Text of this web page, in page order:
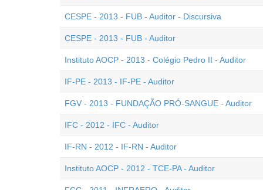
CESPE - 2013 - FUB - Auditor - Discursiva
CESPE - 2013 - FUB - Auditor
Instituto AOCP - 2013 - Colégio Pedro II - Auditor
IF-PE - 2013 - IF-PE - Auditor
FGV - 2013 - FUNDAÇÃO PRÓ-SANGUE - Auditor
IFC - 2012 - IFC - Auditor
IF-RN - 2012 - IF-RN - Auditor
Instituto AOCP - 2012 - TCE-PA - Auditor